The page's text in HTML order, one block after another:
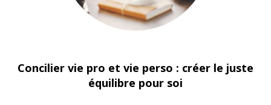
Concilier vie pro et vie perso : créer le juste
équilibre pour soi